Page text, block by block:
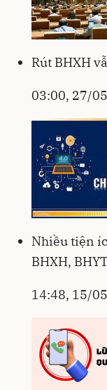
Rút BHXH
03:00, 27/
Nhiều tiện
BHXH,
14:48, 15/